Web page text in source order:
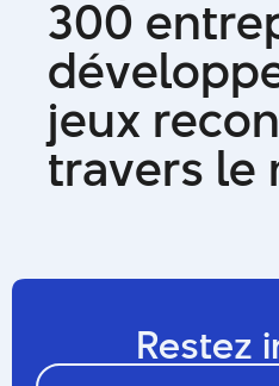
300 entre
développ
jeux recon
travers le
Restez